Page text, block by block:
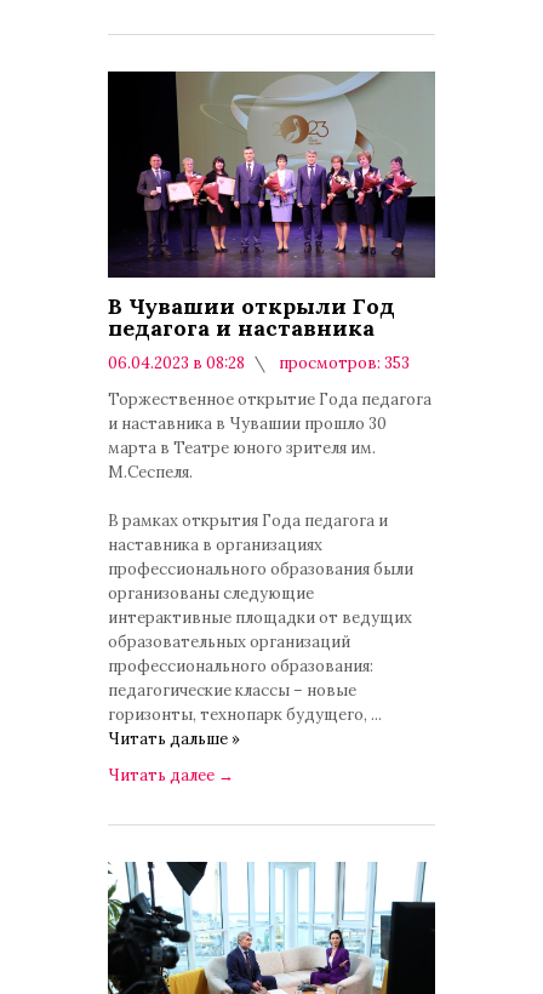
В Чувашии открыли Год
педагога и наставника
06.04.2023 в 08:28
просмотров: 353
Торжественное открытие Года педагога
и наставника в Чувашии прошло 30
марта в Театре юного зрителя им.
М.Сеспеля.
В рамках открытия Года педагога и
наставника в организациях
профессионального образования были
организованы следующие
интерактивные площадки от ведущих
образовательных организаций
профессионального образования:
педагогические классы – новые
горизонты, технопарк будущего, ...
Читать дальше »
Читать далее →